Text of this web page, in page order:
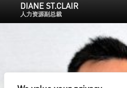
DIANE ST.CLAIR
人力资源副总裁